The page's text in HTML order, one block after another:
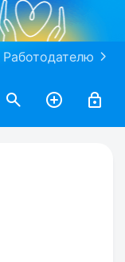
Работодателю